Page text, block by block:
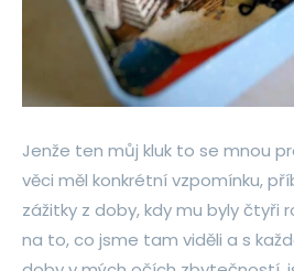
Jenže ten můj kluk to se mnou
věci měl konkrétní vzpomínku,
zážitky z doby, kdy mu byly čtyři
na to, co jsme tam viděli a s